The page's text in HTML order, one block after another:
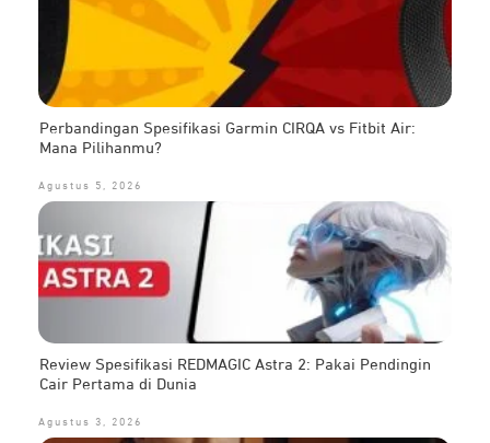
Perbandingan Spesifikasi Garmin CIRQA vs Fitbit Air:
Mana Pilihanmu?
Agustus 5, 2026
Review Spesifikasi REDMAGIC Astra 2: Pakai Pendingin
Cair Pertama di Dunia
Agustus 3, 2026